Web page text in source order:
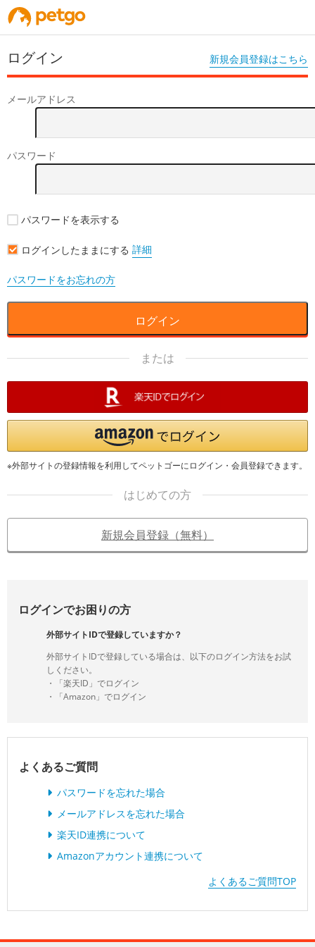
ログイン 新規会員登録はこちら
メールアドレス
パスワード
パスワードを表示する
ログインしたままにする 詳細
パスワードをお忘れの方
ログイン
または
※外部サイトの登録情報を利用してペットゴーにログイン・会員登録できます。
はじめての方
新規会員登録（無料）
ログインでお困りの方
外部サイトIDで登録していますか？
外部サイトIDで登録している場合は、以下のログイン方法をお試
しください。
・「楽天ID」でログイン
・「Amazon」でログイン
よくあるご質問
パスワードを忘れた場合
メールアドレスを忘れた場合
楽天ID連携について
Amazonアカウント連携について
よくあるご質問TOP